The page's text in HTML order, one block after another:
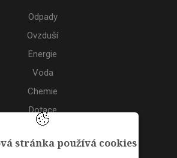
stránka používá cookies
Odpady
Ovzduší
Energie
Voda
Chemie
Dotace
Akce